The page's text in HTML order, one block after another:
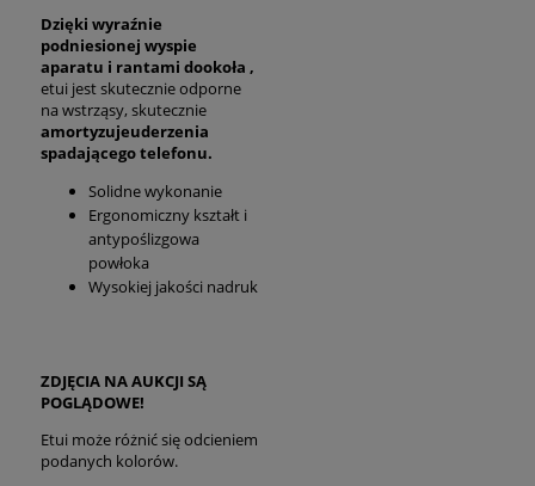
Dzięki wyraźnie
podniesionej wyspie
aparatu i rantami dookoła ,
etui jest skutecznie odporne
na wstrząsy, skutecznie
amortyzujeuderzenia
spadającego telefonu.
Solidne wykonanie
Ergonomiczny kształt i
antypoślizgowa
powłoka
Wysokiej jakości nadruk
ZDJĘCIA NA AUKCJI SĄ
POGLĄDOWE!
Etui może różnić się odcieniem
podanych kolorów.